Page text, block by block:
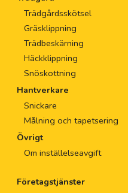
Trädgårdsskötsel
Gräsklippning
Trädbeskärning
Häckklippning
Snöskottning
Hantverkare
Snickare
Målning och tapetsering
Övrigt
Om inställelseavgift
Företagstjänster